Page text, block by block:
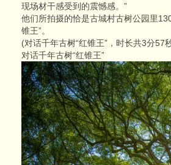
现场材干感受到的震憾感。”
他们所拍摄的恰是古城村古树公园里
锥王”。
(对话千年古树“红锥王”，时长共3分57
对话千年古树“红锥王”